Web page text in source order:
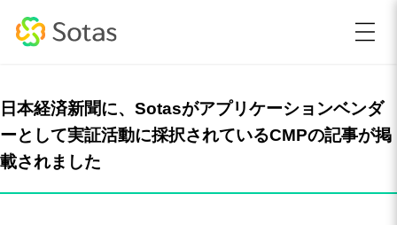
日本経済新聞に、Sotasがアプリケーションベンダ
ーとして実証活動に採択されているCMPの記事が掲
載されました